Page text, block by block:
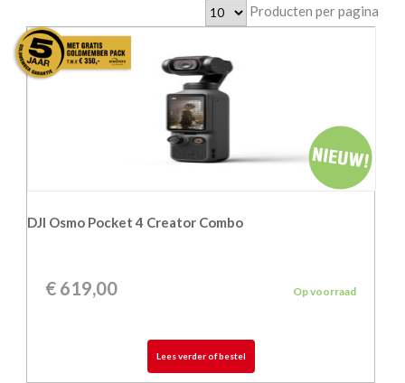
Producten per pagina
DJI Osmo Pocket 4 Creator Combo
€ 619,00 Op voorraad
Lees verder of bestel